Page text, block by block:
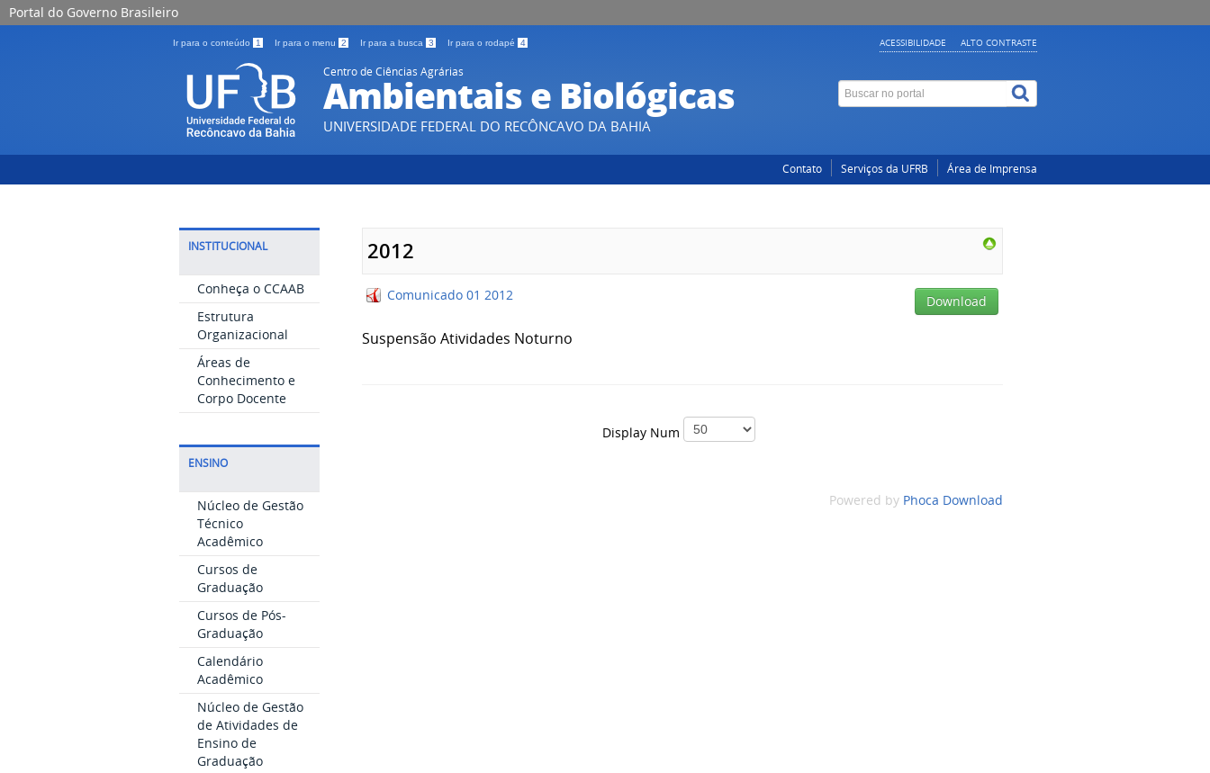
Portal do Governo Brasileiro
Ir para o conteúdo 1 Ir para o menu 2 Ir para a busca 3 Ir para o rodapé 4 ACESSIBILIDADE ALTO CONTRASTE
Centro de Ciências Agrárias
Ambientais e Biológicas
UNIVERSIDADE FEDERAL DO RECÔNCAVO DA BAHIA
Contato Serviços da UFRB Área de Imprensa
INSTITUCIONAL
Conheça o CCAAB
Estrutura
Organizacional
Áreas de
Conhecimento e
Corpo Docente
ENSINO
Núcleo de Gestão
Técnico
Acadêmico
Cursos de
Graduação
Cursos de Pós-
Graduação
Calendário
Acadêmico
Núcleo de Gestão
de Atividades de
Ensino de
Graduação
2012
Comunicado 01 2012 Download
Suspensão Atividades Noturno
Display Num
Powered by Phoca Download